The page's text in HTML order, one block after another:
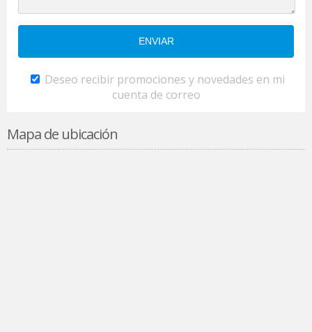
Deseo recibir promociones y novedades en mi
cuenta de correo
Mapa de ubicación